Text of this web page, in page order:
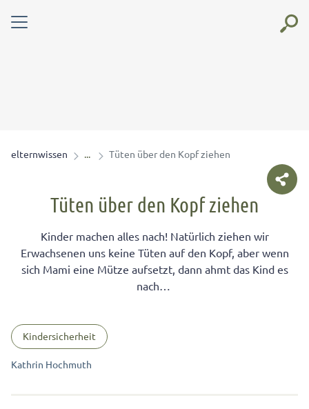
elternwissen Tüten über den Kopf ziehen
Tüten über den Kopf ziehen
Kinder machen alles nach! Natürlich ziehen wir
Erwachsenen uns keine Tüten auf den Kopf, aber wenn
sich Mami eine Mütze aufsetzt, dann ahmt das Kind es
nach…
Kindersicherheit
Kathrin Hochmuth